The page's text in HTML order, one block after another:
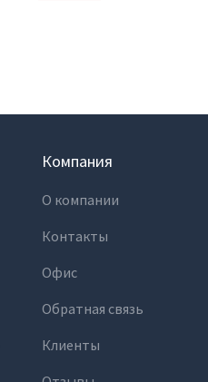
Компания
О компании
Контакты
Офис
Обратная связь
Клиенты